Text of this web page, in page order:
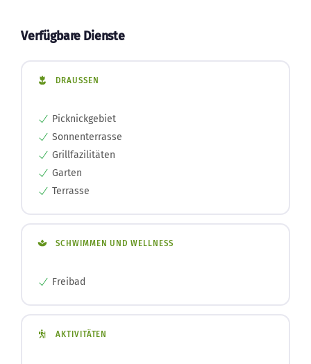
Verfügbare Dienste
DRAUSSEN
Picknickgebiet
Sonnenterrasse
Grillfazilitäten
Garten
Terrasse
SCHWIMMEN UND WELLNESS
Freibad
AKTIVITÄTEN